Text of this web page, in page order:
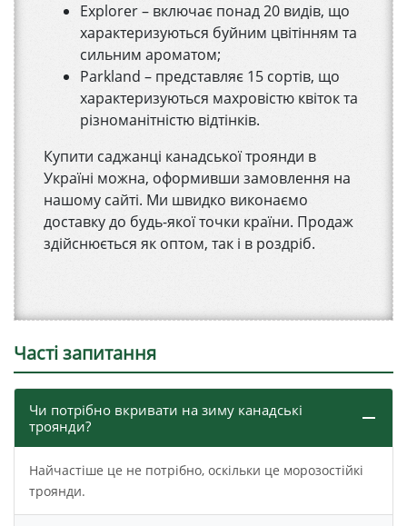
Explorer – включає понад 20 видів, що
характеризуються буйним цвітінням та
сильним ароматом;
Parkland – представляє 15 сортів, що
характеризуються махровістю квіток та
різноманітністю відтінків.
Купити саджанці канадської троянди в
Україні можна, оформивши замовлення на
нашому сайті. Ми швидко виконаємо
доставку до будь-якої точки країни. Продаж
здійснюється як оптом, так і в роздріб.
Часті запитання
Чи потрібно вкривати на зиму канадські
троянди?
Найчастіше це не потрібно, оскільки це морозостійкі
троянди.